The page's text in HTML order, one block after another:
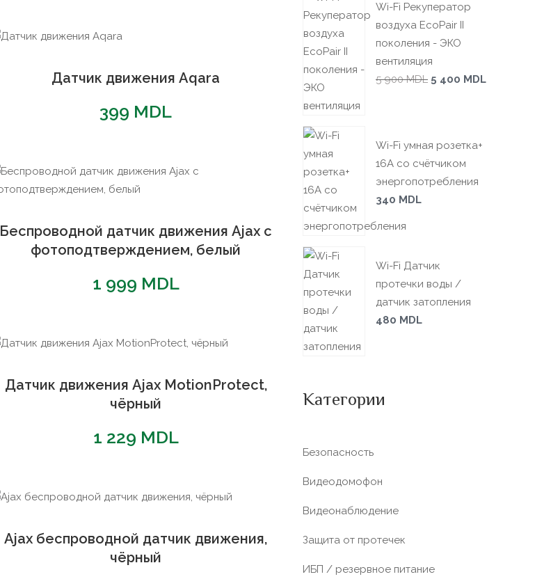
Датчик движения Aqara
399 MDL
Беспроводной датчик движения Ajax с
фотоподтверждением, белый
1 999 MDL
Датчик движения Ajax MotionProtect,
чёрный
1 229 MDL
Ajax беспроводной датчик движения,
чёрный
Wi-Fi Рекуператор
воздуха EcoPair II
поколения - ЭКО
вентиляция
5 900MDL 5 400 MDL
Wi-Fi умная розетка+
16А со счётчиком
энергопотребления
340 MDL
Wi-Fi Датчик
протечки воды /
датчик затопления
480 MDL
Категории
Безопасность
Видеодомофон
Видеонаблюдение
Защита от протечек
ИБП / резервное питание